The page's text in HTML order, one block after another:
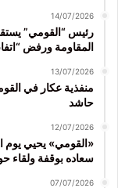
14/07/2026
رئيس “القومي”
المقاومة ورفض
13/07/2026
حاشد
12/07/2026
«القومي» يحيي
سعاده بوقفة ولقاء
07/07/2026